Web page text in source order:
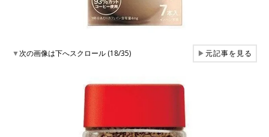
▼次の画像は下へスクロール (18/35) ▶元記事を見る